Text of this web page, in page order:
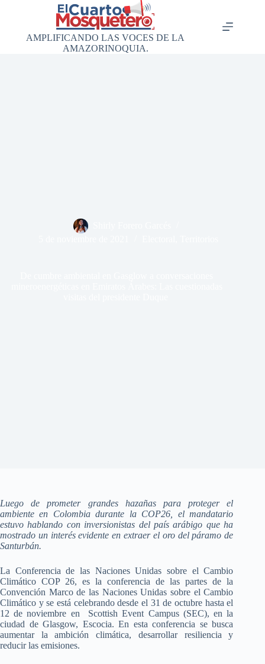
AMPLIFICANDO LAS VOCES DE LA
AMAZORINOQUIA.
Luego de prometer grandes hazañas para proteger el
ambiente en Colombia durante la COP26, el mandatario
estuvo hablando con inversionistas del país arábigo que ha
mostrado un interés evidente en extraer el oro del páramo de
Santurbán.
La Conferencia de las Naciones Unidas sobre el Cambio
Climático COP 26, es la conferencia de las partes de la
Convención Marco de las Naciones Unidas sobre el Cambio
Climático y se está celebrando desde el 31 de octubre hasta el
12 de noviembre en Scottish Event Campus (SEC), en la
ciudad de Glasgow, Escocia. En esta conferencia se busca
aumentar la ambición climática, desarrollar resiliencia y
reducir las emisiones.